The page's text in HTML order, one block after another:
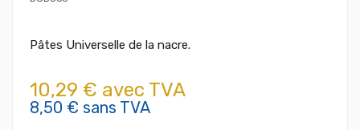
Pâtes Universelle de la nacre.
10,29 € avec TVA
8,50 € sans TVA